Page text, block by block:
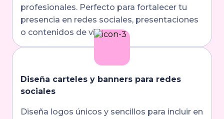
profesionales. Perfecto para fortalecer tu
presencia en redes sociales, presentaciones
o contenidos de vídeo.
Diseña carteles y banners para redes
sociales
Diseña logos únicos y sencillos para incluir en